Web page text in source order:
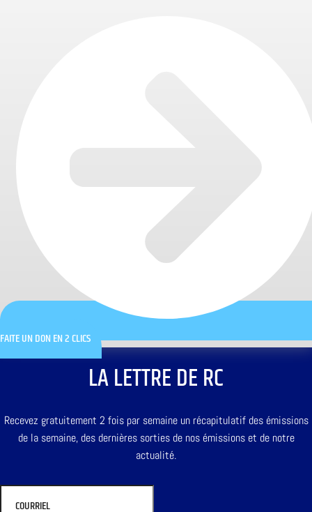
FAITE UN DON EN 2 CLICS
LA LETTRE DE RC
Recevez gratuitement 2 fois par semaine un récapitulatif des émissions
de la semaine, des dernières sorties de nos émissions et de notre
actualité.